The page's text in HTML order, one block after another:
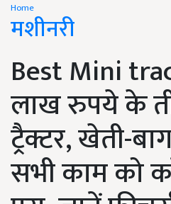
Home
मशीनरी
Best Mini
लाख रुपये के
ट्रैक्टर, खेती-
सभी काम को